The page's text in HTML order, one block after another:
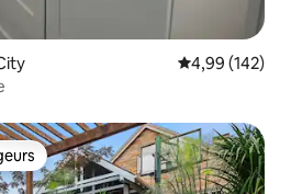
Évaluation
4,99 (142)
les plus appréciés